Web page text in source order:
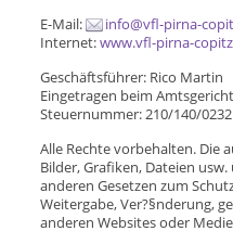
E-Mail:
info@vfl-pirna-
Internet:www.vfl-pirna-
Geschäftsführer: Rico Martin
Eingetragen beim
Steuernummer: 210/140/
Alle Rechte vorbehalten. Die
Bilder, Grafiken, Dateien
anderen Gesetzen zum
Weitergabe, Ver?§nderung,
anderen Websites oder